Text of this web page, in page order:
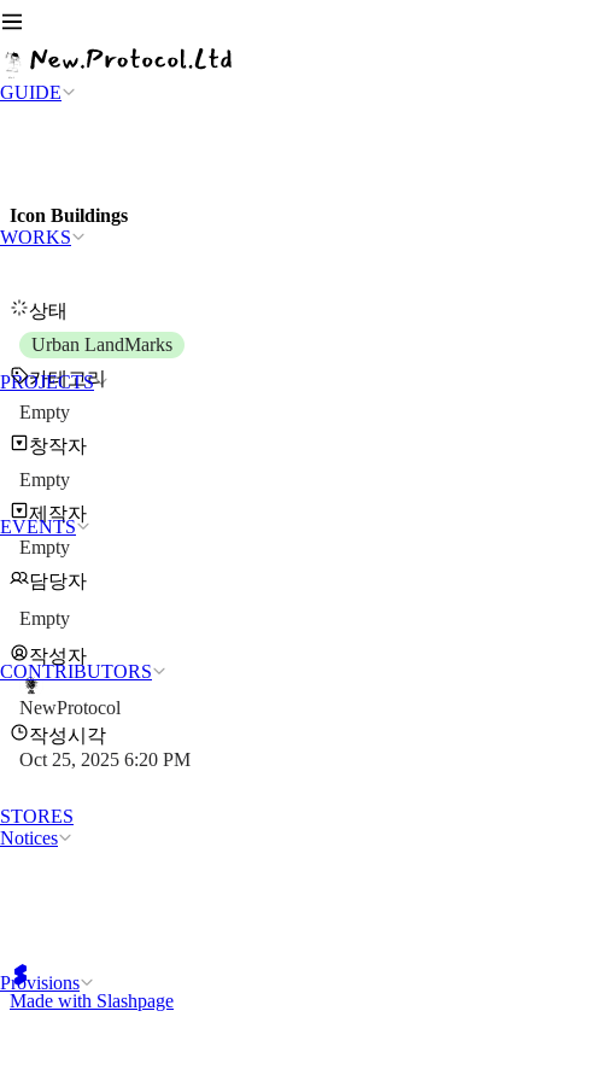
GUIDE
WORKS
PROJECTS
EVENTS
CONTRIBUTORS
STORES
Notices
Provisions
Icon Buildings
상태
Urban LandMarks
카테고리
Empty
창작자
Empty
제작자
Empty
담당자
Empty
작성자
NewProtocol
작성시각
Oct 25, 2025 6:20 PM
Made with Slashpage